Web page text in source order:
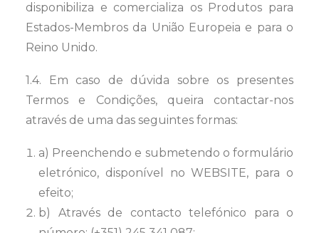
disponibiliza e comercializa os Produtos para
Estados-Membros da União Europeia e para o
Reino Unido.
1.4. Em caso de dúvida sobre os presentes
Termos e Condições, queira contactar-nos
através de uma das seguintes formas:
a) Preenchendo e submetendo o formulário
eletrónico, disponível no WEBSITE, para o
efeito;
b) Através de contacto telefónico para o